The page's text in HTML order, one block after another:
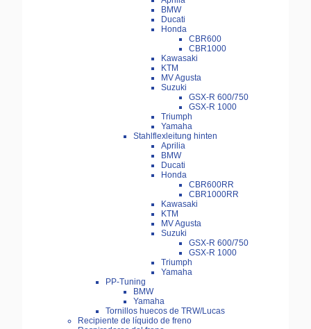
BMW
Ducati
Honda
CBR600
CBR1000
Kawasaki
KTM
MV Agusta
Suzuki
GSX-R 600/750
GSX-R 1000
Triumph
Yamaha
Stahlflexleitung hinten
Aprilia
BMW
Ducati
Honda
CBR600RR
CBR1000RR
Kawasaki
KTM
MV Agusta
Suzuki
GSX-R 600/750
GSX-R 1000
Triumph
Yamaha
PP-Tuning
BMW
Yamaha
Tornillos huecos de TRW/Lucas
Recipiente de líquido de freno